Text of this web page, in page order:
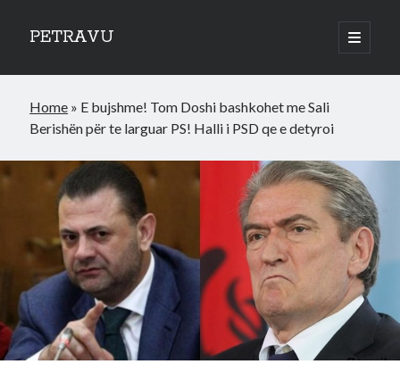
PETRAVU
open
primary
Sidebar
Bank
Credit Cards
Home » E bujshme! Tom Doshi bashkohet me Sali
Berishën për te larguar PS! Halli i PSD qe e detyroi